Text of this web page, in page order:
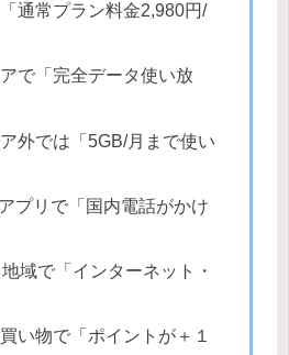
通常プラン料金2,980円/
で「完全データ使い放
外では「5GB/月まで使い
プリで「国内電話がかけ
域で「インターネット・
い物で「ポイントが＋１